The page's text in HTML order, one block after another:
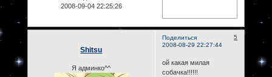
2008-09-04 22:25:26
Поделиться
5
2008-08-29 22:27:44
Shitsu
Я админко^^
ой какая милая
собачка!!!!!!